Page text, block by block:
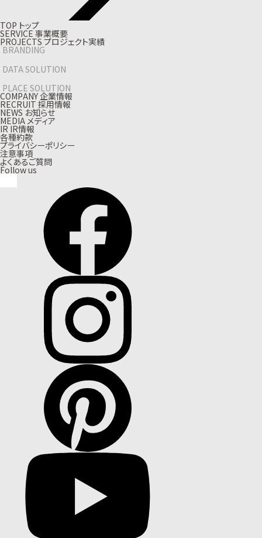
TOP トップ
SERVICE 事業概要
PROJECTS プロジェクト実績
BRANDING
DATA SOLUTION
PLACE SOLUTION
COMPANY企業情報
RECRUIT 採用情報
NEWS お知らせ
MEDIA メディア
IR IR情報
各種約款
プライバシーポリシー
注意事項
よくあるご質問
Follow us